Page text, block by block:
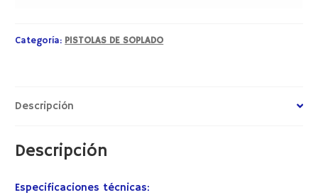
Categoría: PISTOLAS DE SOPLADO
Descripción
Descripción
Especificaciones técnicas: